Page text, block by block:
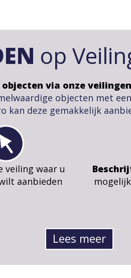
op
via onze
objecten met
kan deze gemakkelijk
veiling waar u
aanbieden
Lees meer